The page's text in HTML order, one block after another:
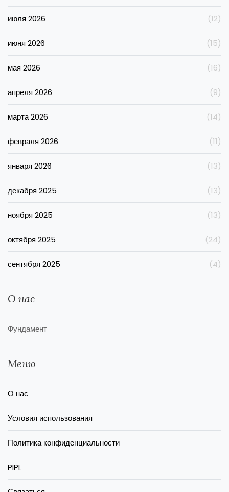
июля 2026 (12)
июня 2026 (15)
мая 2026 (16)
апреля 2026 (9)
марта 2026 (14)
февраля 2026 (11)
января 2026 (13)
декабря 2025 (13)
ноября 2025 (13)
октября 2025 (24)
сентября 2025 (4)
О нас
Фундамент
Меню
О нас
Условия использования
Политика конфиденциальности
PIPL